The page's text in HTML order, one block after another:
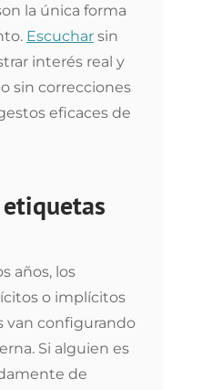
la única forma
Escuchar sin
interés real y
sin correcciones
eficaces de
años, los
o implícitos
configurando
Si alguien es
de